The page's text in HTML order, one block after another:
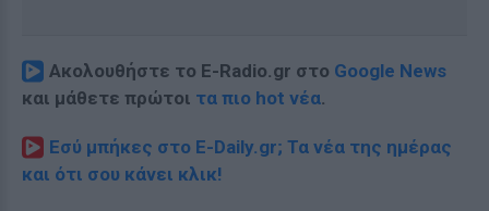
Ακολουθήστε το E-Radio.gr στο Google News
και μάθετε πρώτοι τα πιο hot νέα.
Εσύ μπήκες στο E-Daily.gr; Τα νέα της ημέρας
και ότι σου κάνει κλικ!